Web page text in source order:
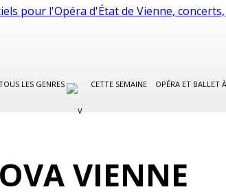
LES GENRES CETTE SEMAINE OPÉRA ET BALLET
VIENNE